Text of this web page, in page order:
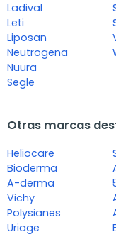
Ladival
Leti
Liposan
Neutrogena
Nuura
Segle
Otras marcas
Heliocare
Bioderma
A-derma
Vichy
Polysianes
Uriage